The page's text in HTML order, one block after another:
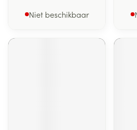
Niet beschikbaar